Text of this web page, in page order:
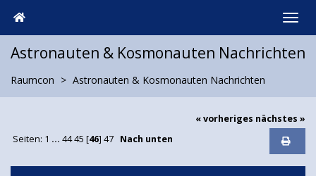
Astronauten & Kosmonauten Nachrichten
Raumcon Astronauten & Kosmonauten Nachrichten
« vorheriges nächstes »
Seiten: 1 ... 44 45 [46] 47 Nach unten